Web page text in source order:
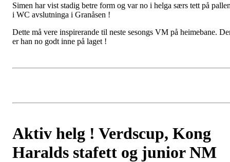
Simen har vist stadig betre form og var no i helga særs tett på
i WC avslutninga i Granåsen !
Dette må vere inspirerande til neste sesongs VM på heimebane.
er han no godt inne på laget !
Aktiv helg ! Verdscup, Kong
Haralds stafett og junior NM